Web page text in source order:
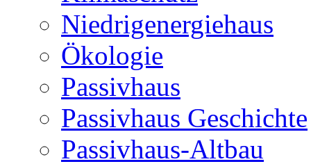
Niedrigenergiehaus
Ökologie
Passivhaus
Passivhaus Geschichte
Passivhaus-Altbau